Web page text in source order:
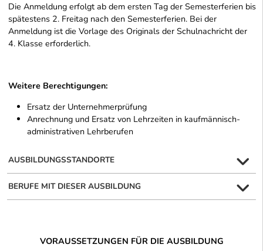
Die Anmeldung erfolgt ab dem ersten Tag der Semesterferien bis
spätestens 2. Freitag nach den Semesterferien. Bei der
Anmeldung ist die Vorlage des Originals der Schulnachricht der
4. Klasse erforderlich.
Weitere Berechtigungen:
Ersatz der Unternehmerprüfung
Anrechnung und Ersatz von Lehrzeiten in kaufmännisch-
administrativen Lehrberufen
AUSBILDUNGSSTANDORTE
BERUFE MIT DIESER AUSBILDUNG
VORAUSSETZUNGEN FÜR DIE AUSBILDUNG